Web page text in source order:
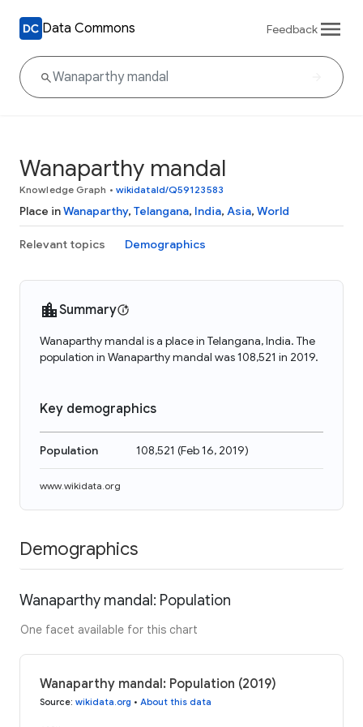
Data Commons Feedback
Wanaparthy mandal
Knowledge Graph • wikidataId/Q59123583
Place inWanaparthy, Telangana, India, Asia, World
Relevant topics Demographics
Summary
Wanaparthy mandal is a place in Telangana, India. The
population in Wanaparthy mandal was 108,521 in 2019.
Key demographics
Population 108,521 (Feb 16, 2019)
www.wikidata.org
Demographics
Wanaparthy mandal: Population
One facet available for this chart
Wanaparthy mandal: Population (2019)
Source: wikidata.org • About this data